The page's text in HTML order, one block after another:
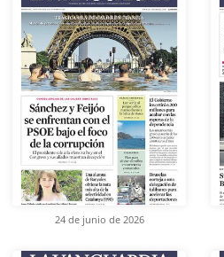
24 de junio de 2026